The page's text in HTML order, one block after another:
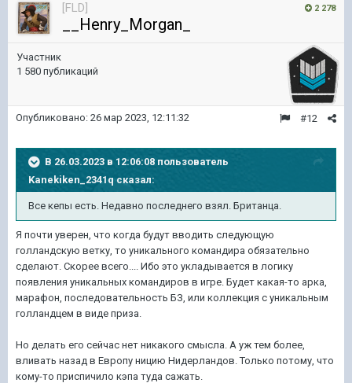
2 278
[FLD]
__Henry_Morgan_
Участник
1 580 публикаций
#12
Опубликовано: 26 мар 2023, 12:11:32
В 26.03.2023 в 12:06:08 пользователь
Kanekiken_2341q сказал:
Все кепы есть. Недавно последнего взял. Британца.
Я почти уверен, что когда будут вводить следующую
голландскую ветку, то уникального командира обязательно
сделают. Скорее всего.... Ибо это укладывается в логику
появления уникальных командиров в игре. Будет какая-то арка,
марафон, последовательность БЗ, или коллекция с уникальным
голландцем в виде приза.
Но делать его сейчас нет никакого смысла. А уж тем более,
вливать назад в Европу ницию Нидерландов. Только потому, что
кому-то приспичило кэпа туда сажать.